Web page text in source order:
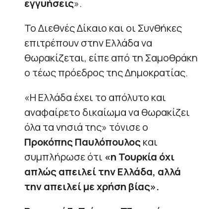
εγγυήσεις».
Το Διεθνές Δίκαιο και οι Συνθήκες
επιτρέπουν στην Ελλάδα να
θωρακίζεται, είπε από τη Σαμοθράκη
ο τέως πρόεδρος της Δημοκρατίας.
«Η Ελλάδα έχει το απόλυτο και
αναφαίρετο δικαίωμα να θωρακίζει
όλα τα νησιά της» τόνισε ο
Προκόπης Παυλόπουλοςκαι
συμπλήρωσε ότι «η Τουρκία όχι
απλώς απειλεί την Ελλάδα, αλλά
την απειλεί με χρήση βίας».